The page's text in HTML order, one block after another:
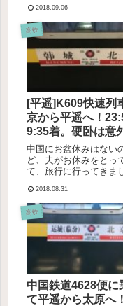
したような雰囲気も最
遥観光に行かれる方に
行っていただきたいお
す。天元奎饭店古城内
お店。観光スポットの
あるの...
2018.09.06
高铁
[平遥]K609快速列
京から平遥へ！
9:35着。硬卧は意
適だった
中国にお盆休みはない
ど、夫がお休みをとっ
て、旅行に行ってきま
庄の3都市！北京から平
快速列車で行った時の
す。北京駅から快速列
遥へ平遥へは23:53発
速列車で行きました。
2018.08.31
高铁
中国鉄道4628便に
て平遥から太原へ